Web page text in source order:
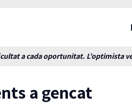
a cada oportunitat. L’optimista
a gencat